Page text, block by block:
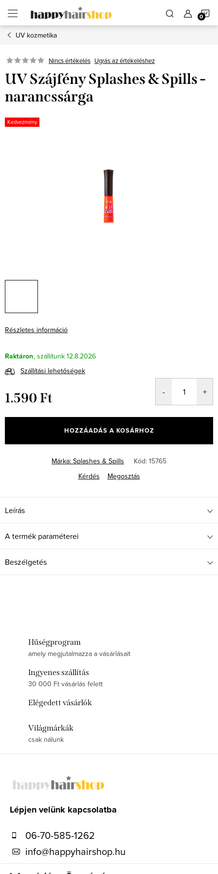
fő
tartalomhozUV kozmetika
Nincs értékelés Ugrás az értékeléshez
UV Szájfény Splashes & Spills -
narancssárga
Kedvezmény
Részletes információ
Raktáron
12.8.2026
Szállítási lehetőségek
1.590 Ft
HOZZÁADÁS A KOSÁRHOZ
Márka: Splashes & Spills Kód: 15765
Kérdés
Megosztás
Leírás
A termék paraméterei
Beszélgetés
Hűségprogram
amely megjutalmazza a vásárlásait
Ingyenes szállítás
30 000 Ft vásárlás felett
Elégedett vásárlók
Világmárkák
csak nálunk
Lépjen velünk kapcsolatba
06-70-585-1262
info@happyhairshop.hu